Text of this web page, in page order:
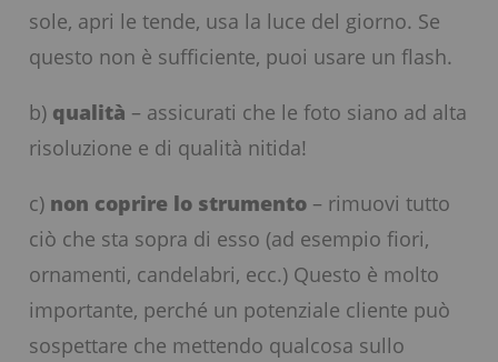
sole, apri le tende, usa la luce del giorno. Se
questo non è sufficiente, puoi usare un flash.
b) qualità – assicurati che le foto siano ad alta
risoluzione e di qualità nitida!
c) non coprire lo strumento – rimuovi tutto
ciò che sta sopra di esso (ad esempio fiori,
ornamenti, candelabri, ecc.) Questo è molto
importante, perché un potenziale cliente può
sospettare che mettendo qualcosa sullo